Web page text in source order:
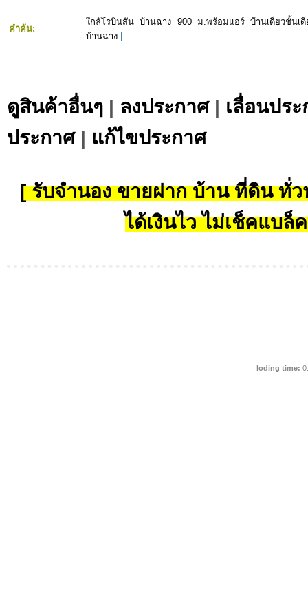
คำค้น:
ใกล้โรบินสัน บ้านฉาง 900 ม.พร้อมแอร์ บ้านเดี่ยวชั้น
บ้านฉาง
ดูสินค้าอื่นๆ | ลงประกาศ| เลื่อนปร
ประกาศ| แก้ไขประกาศ
[ รับจำนอง ขายฝาก บ้าน ที่ดิน ทั่ว
ได้เงินไว ไม่เช็คแบล็
loding time: